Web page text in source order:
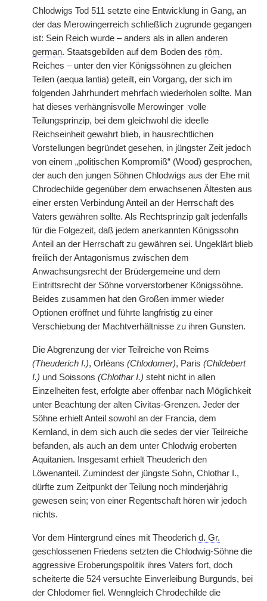
Chlodwigs Tod 511 setzte eine Entwicklung in Gang, an
der das Merowingerreich schließlich zugrunde gegangen
ist: Sein Reich wurde – anders als in allen anderen
german. Staatsgebilden auf dem Boden des röm.
Reiches – unter den vier Königssöhnen zu gleichen
Teilen (aequa lantia) geteilt, ein Vorgang, der sich im
folgenden Jahrhundert mehrfach wiederholen sollte. Man
hat dieses verhängnisvolle Merowinger volle
Teilungsprinzip, bei dem gleichwohl die ideelle
Reichseinheit gewahrt blieb, in hausrechtlichen
Vorstellungen begründet gesehen, in jüngster Zeit jedoch
von einem „politischen Kompromiß“ (Wood) gesprochen,
der auch den jungen Söhnen Chlodwigs aus der Ehe mit
Chrodechilde gegenüber dem erwachsenen Ältesten aus
einer ersten Verbindung Anteil an der Herrschaft des
Vaters gewähren sollte. Als Rechtsprinzip galt jedenfalls
für die Folgezeit, daß jedem anerkannten Königssohn
Anteil an der Herrschaft zu gewähren sei. Ungeklärt blieb
freilich der Antagonismus zwischen dem
Anwachsungsrecht der Brüdergemeine und dem
Eintrittsrecht der Söhne vorverstorbener Königssöhne.
Beides zusammen hat den Großen immer wieder
Optionen eröffnet und führte langfristig zu einer
Verschiebung der Machtverhältnisse zu ihren Gunsten.
Die Abgrenzung der vier Teilreiche von Reims
(Theuderich I.), Orléans (Chlodomer), Paris (Childebert
I.) und Soissons (Chlothar I.) steht nicht in allen
Einzelheiten fest, erfolgte aber offenbar nach Möglichkeit
unter Beachtung der alten Civitas-Grenzen. Jeder der
Söhne erhielt Anteil sowohl an der Francia, dem
Kernland, in dem sich auch die sedes der vier Teilreiche
befanden, als auch an dem unter Chlodwig eroberten
Aquitanien. Insgesamt erhielt Theuderich den
Löwenanteil. Zumindest der jüngste Sohn, Chlothar I.,
dürfte zum Zeitpunkt der Teilung noch minderjährig
gewesen sein; von einer Regentschaft hören wir jedoch
nichts.
Vor dem Hintergrund eines mit Theoderich d. Gr.
geschlossenen Friedens setzten die Chlodwig-Söhne die
aggressive Eroberungspolitik ihres Vaters fort, doch
scheiterte die 524 versuchte Einverleibung Burgunds, bei
der Chlodomer fiel. Wenngleich Chrodechilde die